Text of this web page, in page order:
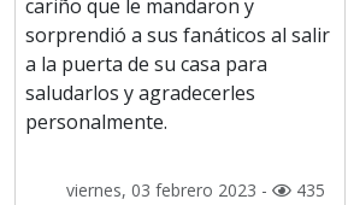
cariño que le mandaron y
sorprendió a sus fanáticos al salir
a la puerta de su casa para
saludarlos y agradecerles
personalmente.
viernes, 03 febrero 2023 - 435